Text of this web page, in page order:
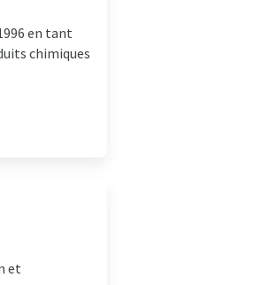
en tant
chimiques
et